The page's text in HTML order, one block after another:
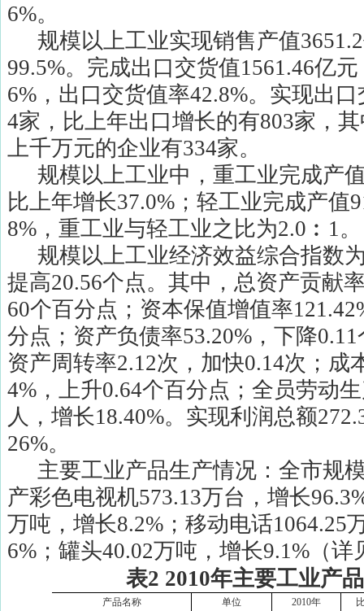
6%。
规模以上工业实现销售产值3651.2
99.5%。完成出口交货值1561.46亿元
6% ，出口交货值率42.8%。实现出
4家，比上年出口增长的有803家，
上千万元的企业有334家。
规模以上工业中，重工业完成产
比上年增长37.0% ；轻工业完成产值
8% ，重工业与轻工业之比为2.0 ︰ 1。
规模以上工业经济效益综合指数
提高20.56个点。其中，总资产贡献
60个百分点；资本保值增值率
分点；资产负债率53.20% ，下降0.11
资产周转率2.12次，加快0.14次；成
4% ，上升0.64个百分点；全员劳动
人，增长18.40%。实现利润总额
26%。
主要工业产品生产情况：全市规
产彩色电视机573.13万台，增长
万吨，增长8.2% ；移动电话1064.25
6% ；罐头40.02万吨，增长9.1% （
表2 2010年主要工业产
产品名称 单位 2010年